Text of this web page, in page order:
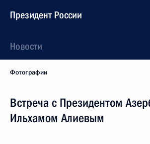
Президент России
Новости
Фотографии
Встреча с Президентом
Ильхамом Алиевым